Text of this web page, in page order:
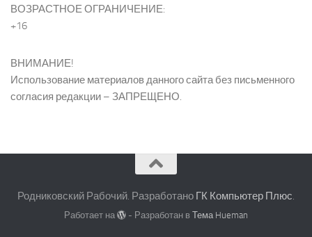
ВОЗРАСТНОЕ ОГРАНИЧЕНИЕ:
+16
ВНИМАНИЕ!
Использование материалов данного сайта без письменного
согласия редакции – ЗАПРЕЩЕНО.
Родниковский Рабочий. Разработано ГК Компьютер Плюс.
Работает на - Разработан вТема Hueman